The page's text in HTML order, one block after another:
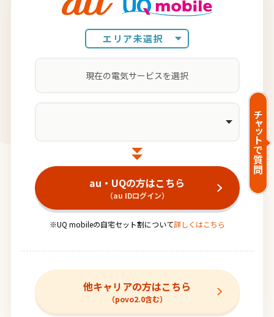
エリア未選択
au・UQの方はこちら
（au IDログイン）
※UQ mobileの自宅セット割について詳しくはこちら
他キャリアの方はこちら
（povo2.0含む）